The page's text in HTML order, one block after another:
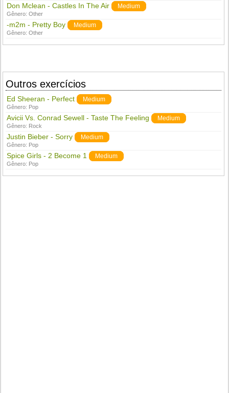
Don Mclean - Castles In The Air Medium
Gênero:Other
-m2m - Pretty Boy Medium
Gênero:Other
Outros exercícios
Ed Sheeran - Perfect Medium
Gênero: Pop
Avicii Vs. Conrad Sewell - Taste The Feeling Medium
Gênero: Rock
Justin Bieber - Sorry Medium
Gênero: Pop
Spice Girls - 2 Become 1 Medium
Gênero: Pop